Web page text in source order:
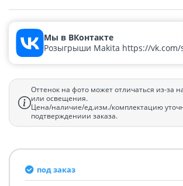
Мы в ВКонтакте
Розыгрыши Makita https://vk.com/
Оттенок на фото может отличаться из-за
или освещения.
Цена/наличие/ед.изм./комплектацию
подтверждениии заказа.
под заказ